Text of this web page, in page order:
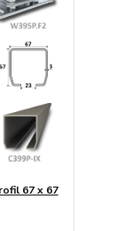
67 x 67